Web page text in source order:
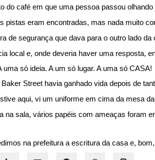
do café em que uma pessoa passou
pistas eram encontradas, mas nada muito
de segurança que dava para o outro lado
local e, onde deveria haver uma
só ideia. A um só lugar. A uma só CASA!
Street havia ganhado vida depois de
aqui, vi um uniforme em cima da mesa
na sala, vários papéis com ameaças foram
na prefeitura a escritura da casa e,